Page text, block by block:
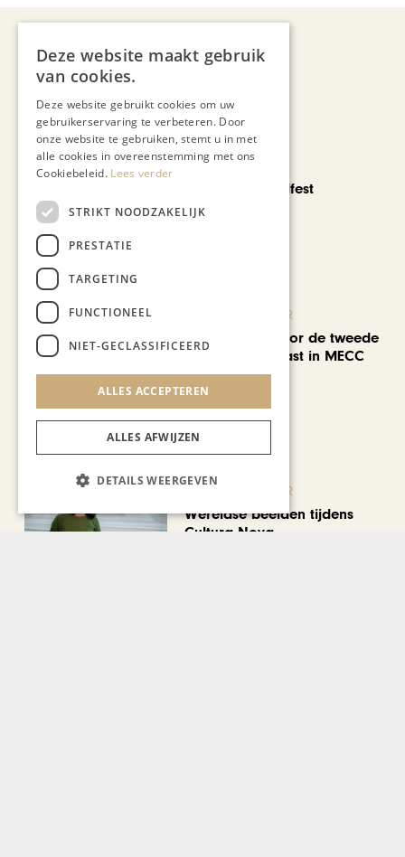
Recent nieuws
CHAPEAU TV
Noorbeek Foodfest
KUNST & CULTUUR
EuropArtFair voor de tweede
keer op rij te gast in MECC
Maastricht
KUNST & CULTUUR
Wereldse beelden tijdens
Cultura Nova
Deze website maakt gebruik
van cookies.
Deze website gebruikt cookies om uw
gebruikerservaring te verbeteren. Door
onze website te gebruiken, stemt u in met
alle cookies in overeenstemming met ons
Cookiebeleid. Lees verder
STRIKT NOODZAKELIJK
PRESTATIE
TARGETING
FUNCTIONEEL
NIET-GECLASSIFICEERD
ALLES ACCEPTEREN
ALLES AFWIJZEN
DETAILS WEERGEVEN